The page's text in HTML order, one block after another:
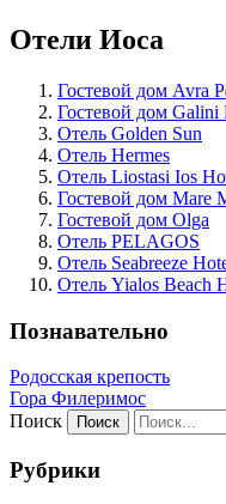
Отели Иоса
Гостевой дом Avra
Гостевой дом Galini
Отель Golden Sun
Отель Hermes
Отель Liostasi Ios
Гостевой дом Mare
Гостевой дом Olga
Отель PELAGOS
Отель Seabreeze
Отель Yialos Beach
Познавательно
Родосская крепость
Гора Филеримос
Поиск
Рубрики